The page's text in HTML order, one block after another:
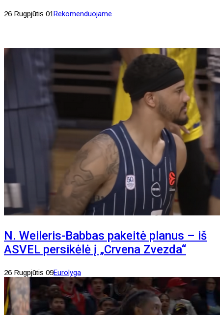
26 Rugpjūtis 01Rekomenduojame
N. Weileris-Babbas pakeitė planus – iš
ASVEL persikėlė į „Crvena Zvezda“
26 Rugpjūtis 09Eurolyga